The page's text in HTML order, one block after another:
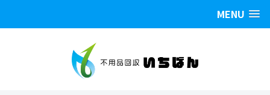
MENU